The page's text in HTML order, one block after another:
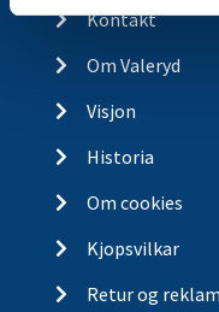
Kontakt
Om Valeryd
Visjon
Historia
Om cookies
Kjopsvilkar
Retur og